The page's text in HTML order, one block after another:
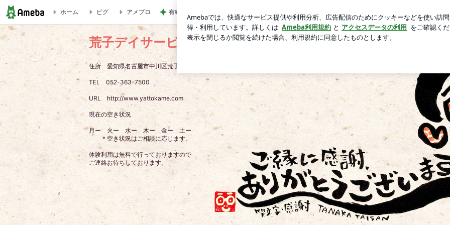
2026年7月分の献立表を追加しました♪ | 荒子デイサービスやっとかめのブログ
ホーム ピグ アメブロ 有給休暇を使い切る正社員の陰口 ロ
荒子デイサービスやっとかめのブログ
住所 愛知県名古屋市中川区荒子大門西４５
TEL 052-363-7500
URL http://www.yattokame.com
現在の空き状況
月ー 火ー 水ー 木ー 金ー 土ー
＊空き状況はご相談に応じます。
体験利用は無料で行っておりますので
ご連絡お待ちしております。